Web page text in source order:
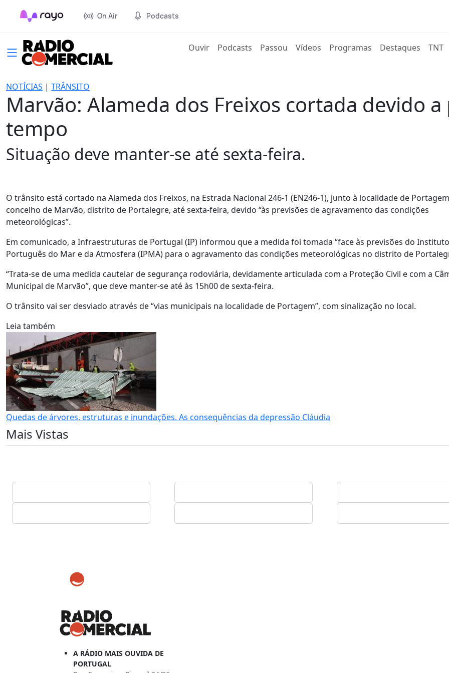
On Air Podcasts
Ouvir(current)
Podcasts Passou Vídeos Programas Destaques TNT
NOTÍCIAS | TRÂNSITO
Marvão: Alameda dos Freixos cortada devido
tempo
Situação deve manter-se até sexta-feira.
O trânsito está cortado na Alameda dos Freixos, na Estrada Nacional 246-1 (EN246-1), junto à localidade de
concelho de Marvão, distrito de Portalegre, até sexta-feira, devido “às previsões de agravamento das condições
meteorológicas”.
Em comunicado, a Infraestruturas de Portugal (IP) informou que a medida foi tomada “face às previsões do Instituto
Português do Mar e da Atmosfera (IPMA) para o agravamento das condições meteorológicas no distrito de
“Trata-se de uma medida cautelar de segurança rodoviária, devidamente articulada com a Proteção Civil e com a
Municipal de Marvão”, que deve manter-se até às 15h00 de sexta-feira.
O trânsito vai ser desviado através de “vias municipais na localidade de Portagem”, com sinalização no local.
Leia também
Quedas de árvores, estruturas e inundações. As consequências da depressão Cláudia
Mais Vistas
A RÁDIO MAIS OUVIDA DE
PORTUGAL